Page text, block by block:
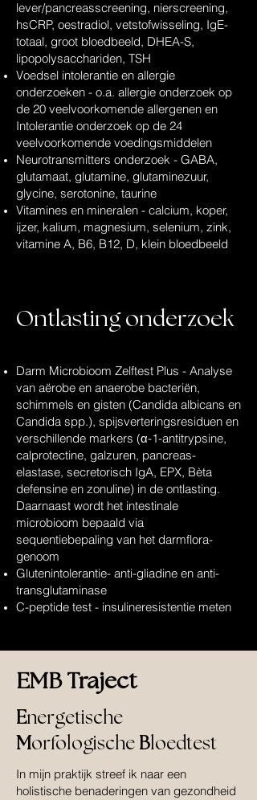
lever/pancreasscreening, nierscreening,
hsCRP, oestradiol, vetstofwisseling, IgE-
totaal, groot bloedbeeld, DHEA-S,
lipopolysacchariden, TSH
Voedsel intolerantie en allergie
onderzoeken - o.a. allergie onderzoek op
de 20 veelvoorkomende allergenen en
Intolerantie onderzoek op de 24
veelvoorkomende voedingsmiddelen
Neurotransmitters onderzoek - GABA,
glutamaat, glutamine, glutaminezuur,
glycine, serotonine, taurine
Vitamines en mineralen - calcium, koper,
ijzer, kalium, magnesium, selenium, zink,
vitamine A, B6, B12, D, klein bloedbeeld
Ontlasting onderzoek
Darm Microbioom Zelftest Plus - Analyse
van aërobe en anaerobe bacteriën,
schimmels en gisten (Candida albicans en
Candida spp.), spijsverteringsresiduen en
verschillende markers (α-1-antitrypsine,
calprotectine, galzuren, pancreas-
elastase, secretorisch IgA, EPX, Bèta
defensine en zonuline) in de ontlasting.
Daarnaast wordt het intestinale
microbioom bepaald via
sequentiebepaling van het darmflora-
genoom
​Glutenintolerantie- anti-gliadine en anti-
transglutaminase
C-peptide test - insulineresistentie meten
EMB Traject
Energetische
Morfologische Bloedtest
In mijn praktijk streef ik naar een
holistische benaderingen van gezondheid